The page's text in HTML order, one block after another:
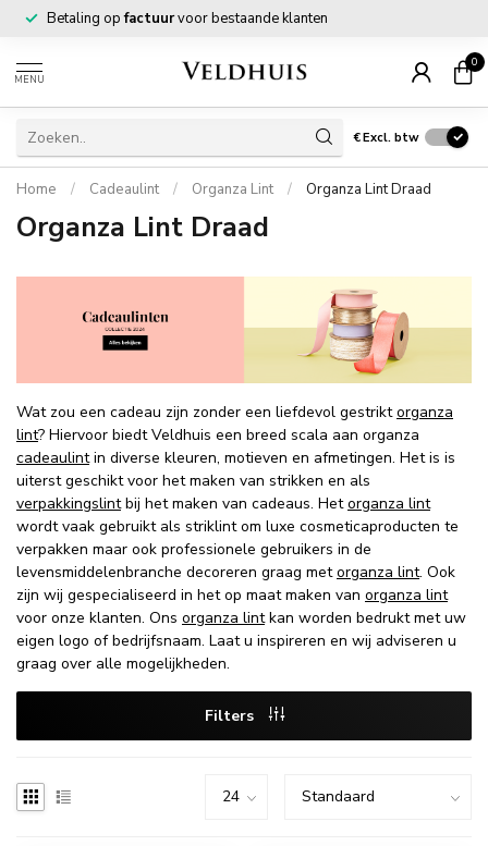
Betaling opfactuurvoor bestaande klanten
MENU
0
€Excl. btw
Home / Cadeaulint / Organza Lint / Organza Lint Draad
Organza Lint Draad
Wat zou een cadeau zijn zonder een liefdevol gestriktorganza
lint? Hiervoor biedt Veldhuis een breed scala aan organza
cadeaulintin diverse kleuren, motieven en afmetingen. Het is is
uiterst geschikt voor het maken van strikken en als
verpakkingslintbij het maken van cadeaus. Hetorganza lint
wordt vaak gebruikt als striklint om luxe cosmeticaproducten te
verpakken maar ook professionele gebruikers in de
levensmiddelenbranche decoreren graag metorganza lint. Ook
zijn wij gespecialiseerd in het op maat maken van organza lint
voor onze klanten. Ons organza lintkan worden bedrukt met uw
eigen logo of bedrijfsnaam. Laat u inspireren en wij adviseren u
graag over alle mogelijkheden.
Filters